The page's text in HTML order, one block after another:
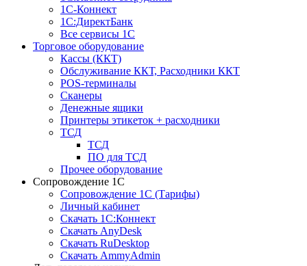
1С-Коннект
1С:ДиректБанк
Все сервисы 1С
Торговое оборудование
Кассы (ККТ)
Обслуживание ККТ, Расходники ККТ
POS-терминалы
Сканеры
Денежные ящики
Принтеры этикеток + расходники
ТСД
ТСД
ПО для ТСД
Прочее оборудование
Сопровождение 1С
Сопровождение 1С (Тарифы)
Личный кабинет
Скачать 1С:Коннект
Скачать AnyDesk
Скачать RuDesktop
Скачать AmmyAdmin